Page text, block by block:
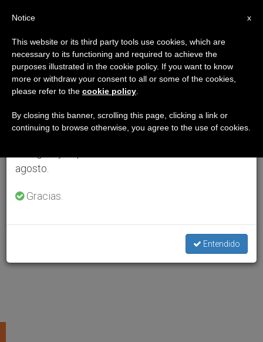
×
Aviso importante
Del 27 de julio al 7 de agosto haremos la pausa
anual, aprovechando que en el periodo de verano
se generan menos informaciones y también el
agosto.
Gracias.
Entendido
x
Notice
This website or its third party tools use cookies, which are
necessary to its functioning and required to achieve the
purposes illustrated in the cookie policy. If you want to know
more or withdraw your consent to all or some of the cookies,
please refer to the cookie policy
By closing this banner, scrolling this page, clicking a link or
continuing to browse otherwise, you agree to the use of cookies.